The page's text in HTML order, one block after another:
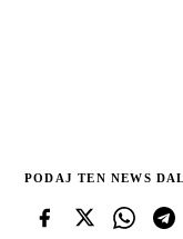
PODAJ TEN NEWS